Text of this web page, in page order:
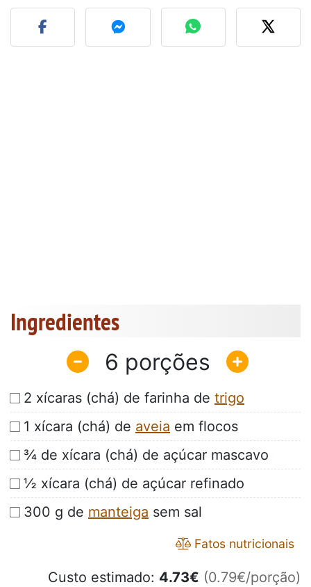
Fez esta receita?
Ingredientes
6
2 xícaras (chá) de farinha de trigo
1 xícara (chá) de aveia em flocos
¾ de xícara (chá) de açúcar mascavo
½ xícara (chá) de açúcar refinado
300 g de manteiga sem sal
Fatos nutricionais
Custo estimado: 4.73€ (0.79€/porção)